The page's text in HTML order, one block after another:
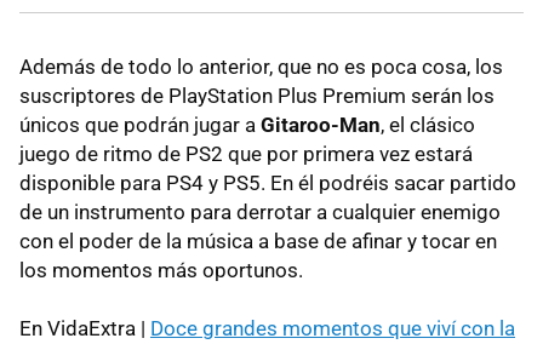
Además de todo lo anterior, que no es poca cosa, los
suscriptores de PlayStation Plus Premium serán los
únicos que podrán jugar a Gitaroo-Man, el clásico
juego de ritmo de PS2 que por primera vez estará
disponible para PS4 y PS5. En él podréis sacar partido
de un instrumento para derrotar a cualquier enemigo
con el poder de la música a base de afinar y tocar en
los momentos más oportunos.
En VidaExtra | Doce grandes momentos que viví con la